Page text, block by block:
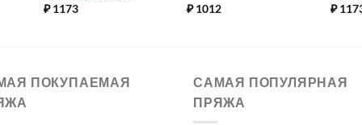
₽1173 ₽1012
₽
ПОКУПАЕМАЯ
САМАЯ ПОПУЛЯРНАЯ
ПРЯЖА